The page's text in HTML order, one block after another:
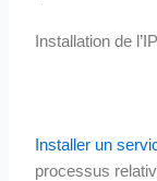
Installation de
Installer un
processus